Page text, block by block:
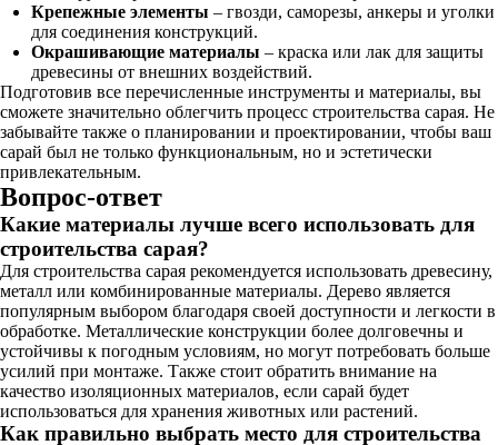
Крепежные элементы – гвозди, саморезы, анкеры и уголки
для соединения конструкций.
Окрашивающие материалы – краска или лак для защиты
древесины от внешних воздействий.
Подготовив все перечисленные инструменты и материалы, вы
сможете значительно облегчить процесс строительства сарая. Не
забывайте также о планировании и проектировании, чтобы ваш
сарай был не только функциональным, но и эстетически
привлекательным.
Вопрос-ответ
Какие материалы лучше всего использовать для
строительства сарая?
Для строительства сарая рекомендуется использовать древесину,
металл или комбинированные материалы. Дерево является
популярным выбором благодаря своей доступности и легкости в
обработке. Металлические конструкции более долговечны и
устойчивы к погодным условиям, но могут потребовать больше
усилий при монтаже. Также стоит обратить внимание на
качество изоляционных материалов, если сарай будет
использоваться для хранения животных или растений.
Как правильно выбрать место для строительства